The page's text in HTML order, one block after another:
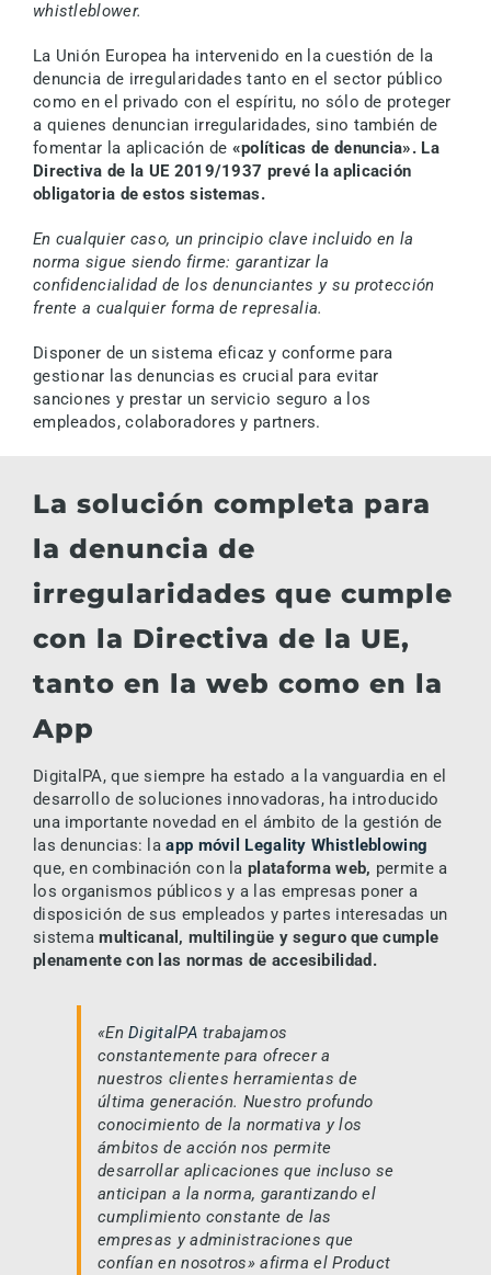
whistleblower.
La Unión Europea ha intervenido en la cuestión de la
denuncia de irregularidades tanto en el sector público
como en el privado con el espíritu, no sólo de proteger
a quienes denuncian irregularidades, sino también de
fomentar la aplicación de «políticas de denuncia». La
Directiva de la UE 2019/1937 prevé la aplicación
obligatoria de estos sistemas.
En cualquier caso, un principio clave incluido en la
norma sigue siendo firme: garantizar la
confidencialidad de los denunciantes y su protección
frente a cualquier forma de represalia.
Disponer de un sistema eficaz y conforme para
gestionar las denuncias es crucial para evitar
sanciones y prestar un servicio seguro a los
empleados, colaboradores y partners.
La solución completa para
la denuncia de
irregularidades que cumple
con la Directiva de la UE,
tanto en la web como en la
App
DigitalPA, que siempre ha estado a la vanguardia en el
desarrollo de soluciones innovadoras, ha introducido
una importante novedad en el ámbito de la gestión de
las denuncias: laapp móvil Legality Whistleblowing
que, en combinación con laplataforma web, permite a
los organismos públicos y a las empresas poner a
disposición de sus empleados y partes interesadas un
sistema multicanal, multilingüe y seguro que cumple
plenamente con las normas de accesibilidad.
«EnDigitalPA trabajamos
constantemente para ofrecer a
nuestros clientes herramientas de
última generación. Nuestro profundo
conocimiento de la normativa y los
ámbitos de acción nos permite
desarrollar aplicaciones que incluso se
anticipan a la norma, garantizando el
cumplimiento constante de las
empresas y administraciones que
confían en nosotros»afirma elProduct